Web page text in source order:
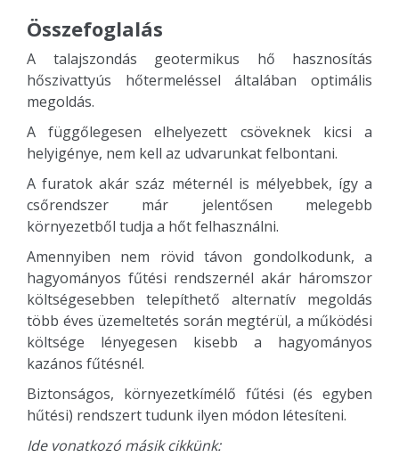
Összefoglalás
A talajszondás geotermikus hő hasznosítás
hőszivattyús hőtermeléssel általában optimális
megoldás.
A függőlegesen elhelyezett csöveknek kicsi a
helyigénye, nem kell az udvarunkat felbontani.
A furatok akár száz méternél is mélyebbek, így a
csőrendszer már jelentősen melegebb
környezetből tudja a hőt felhasználni.
Amennyiben nem rövid távon gondolkodunk, a
hagyományos fűtési rendszernél akár háromszor
költségesebben telepíthető alternatív megoldás
több éves üzemeltetés során megtérül, a működési
költsége lényegesen kisebb a hagyományos
kazános fűtésnél.
Biztonságos, környezetkímélő fűtési (és egyben
hűtési) rendszert tudunk ilyen módon létesíteni.
Ide vonatkozó másik cikkünk: